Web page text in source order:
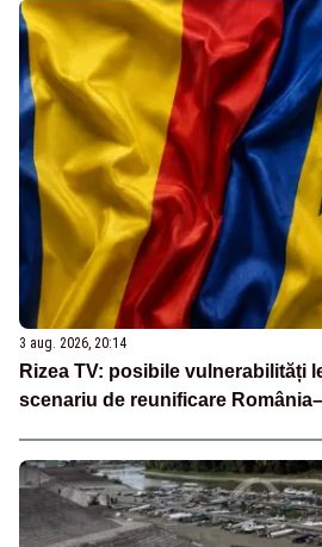
3 aug. 2026, 20:14
Rizea TV: posibile vulnerabilități
scenariu de reunificare